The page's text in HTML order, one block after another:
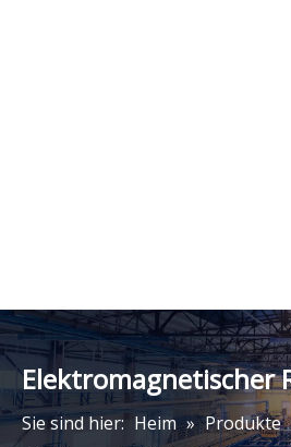
Elektromagnetischer
Sie sind hier: Heim » Produkte